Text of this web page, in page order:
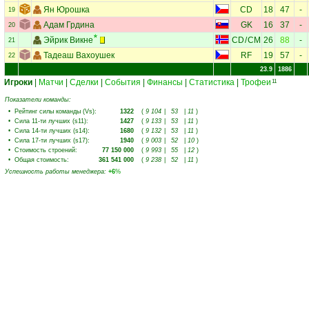
19 Ян Юрошка CD 18 47 -
20 Адам Грдина GK 16 37 -
21 Эйрик Викне CD/CM 26 88 -
22 Тадеаш Вахоушек RF 19 57 -
23.9 1886
Игроки Матчи Сделки События Финансы Статистика Трофеи 11
Показатели команды:
• Рейтинг силы команды (Vs): 1322 ( 9 104 53 11 )
• Сила 11-ти лучших (s11): 1427 ( 9 133 53 11 )
• Сила 14-ти лучших (s14): 1680 ( 9 132 53 11 )
• Сила 17-ти лучших (s17): 1940 ( 9 003 52 10 )
• Стоимость строений: 77 150 000 ( 9 993 55 12 )
• Общая стоимость: 361 541 000 ( 9 238 52 11 )
Успешность работы менеджера: +6%